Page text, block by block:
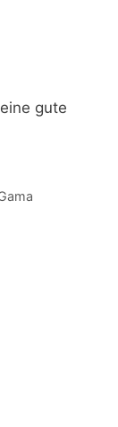
gute